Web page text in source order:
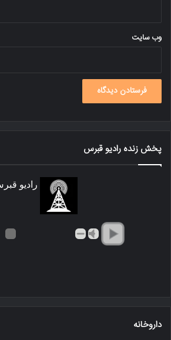
وب‌ سایت
پخش زنده رادیو قبرس
رادیو
داروخانه